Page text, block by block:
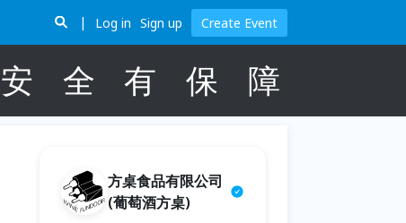
Log in Sign up Create Event
安 全 有 保 障
方桌食品有限公司
(葡萄酒方桌)